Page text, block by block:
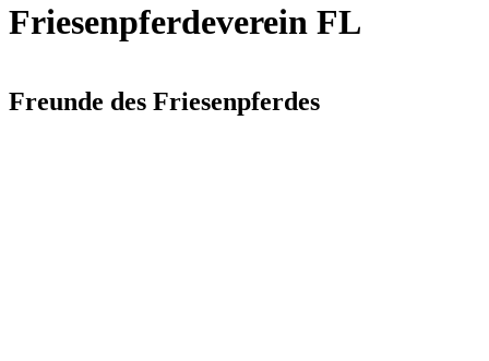
Friesenpferdeverein FL
Freunde des Friesenpferdes